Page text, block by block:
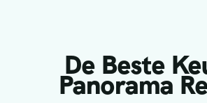
De Beste
Panorama